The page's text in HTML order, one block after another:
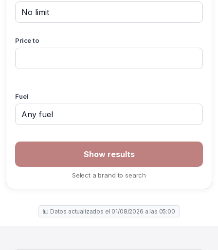
Price to
Fuel
Select a brand to search
📊 Datos actualizados el 01/08/2026 a las 05:00